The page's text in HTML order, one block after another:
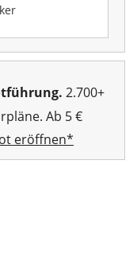
2.700+
Ab 5 €
eröffnen*